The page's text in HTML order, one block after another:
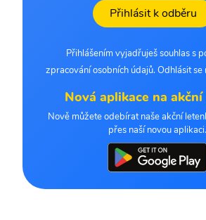
Přihlásit k odběru
Přihlášením vyjadřuješ souhlas s
zpracování osobních údajů. Odhlásit
Nová aplikace na
Nově můžete odebírat naše akční
přes naší novou aplikaci.